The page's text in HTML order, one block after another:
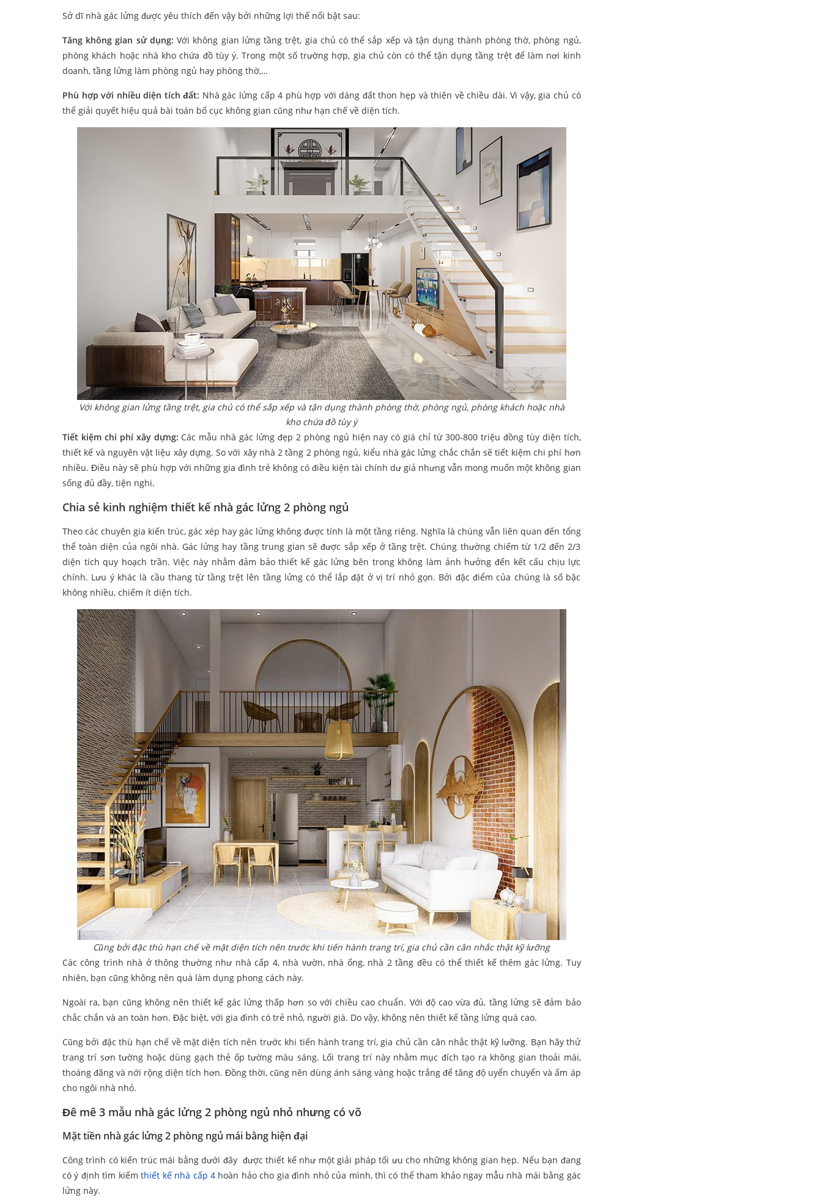
Sở dĩ nhà gác lửng được yêu thích đến vậy bởi những lợi thế nổi bật sau:
Tăng không gian sử dụng:Với không gian lửng tầng trệt, gia chủ có thể sắp xếp và tận dụng thành phòng thờ, phòng ngủ,
phòng khách hoặc nhà kho chứa đồ tùy ý. Trong một số trường hợp, gia chủ còn có thể tận dụng tầng trệt để làm nơi kinh
doanh, tầng lửng làm phòng ngủ hay phòng thờ,…
Phù hợp với nhiều diện tích đất: Nhà gác lửng cấp 4 phù hợp với dáng đất thon hẹp và thiên về chiều dài. Vì vậy, gia chủ có
thể giải quyết hiệu quả bài toán bố cục không gian cũng như hạn chế về diện tích.
Với không gian lửng tầng trệt, gia chủ có thể sắp xếp và tận dụng thành phòng thờ, phòng ngủ, phòng khách hoặc nhà
kho chứa đồ tùy ý
Tiết kiệm chi phí xây dựng: Các mẫu nhà gác lửng đẹp 2 phòng ngủ hiện nay có giá chỉ từ 300-800 triệu đồng tùy diện tích,
thiết kế và nguyên vật liệu xây dựng. So với xây nhà 2 tầng 2 phòng ngủ, kiểu nhà gác lửng chắc chắn sẽ tiết kiệm chi phí hơn
nhiều. Điều này sẽ phù hợp với những gia đình trẻ không có điều kiện tài chính dư giả nhưng vẫn mong muốn một không gian
sống đủ đầy, tiện nghi.
Chia sẻ kinh nghiệm thiết kế nhà gác lửng 2 phòng ngủ
Theo các chuyên gia kiến trúc, gác xép hay gác lửng không được tính là một tầng riêng. Nghĩa là chúng vẫn liên quan đến tổng
thể toàn diện của ngôi nhà. Gác lửng hay tầng trung gian sẽ được sắp xếp ở tầng trệt. Chúng thường chiếm từ 1/2 đến 2/3
diện tích quy hoạch trần. Việc này nhằm đảm bảo thiết kế gác lửng bên trong không làm ảnh hưởng đến kết cấu chịu lực
chính. Lưu ý khác là cầu thang từ tầng trệt lên tầng lửng có thể lắp đặt ở vị trí nhỏ gọn. Bởi đặc điểm của chúng là số bậc
không nhiều, chiếm ít diện tích.
Cũng bởi đặc thù hạn chế về mặt diện tích nên trước khi tiến hành trang trí, gia chủ cần cân nhắc thật kỹ lưỡng
Các công trình nhà ở thông thường như nhà cấp 4, nhà vườn, nhà ống, nhà 2 tầng đều có thể thiết kế thêm gác lửng. Tuy
nhiên, bạn cũng không nên quá làm dụng phong cách này.
Ngoài ra, bạn cũng không nên thiết kế gác lửng thấp hơn so với chiều cao chuẩn. Với độ cao vừa đủ, tầng lửng sẽ đảm bảo
chắc chắn và an toàn hơn. Đặc biệt, với gia đình có trẻ nhỏ, người già. Do vậy, không nên thiết kế tầng lửng quá cao.
Cũng bởi đặc thù hạn chế về mặt diện tích nên trước khi tiến hành trang trí, gia chủ cần cân nhắc thật kỹ lưỡng. Bạn hãy thử
trang trí sơn tường hoặc dùng gạch thẻ ốp tường màu sáng. Lối trang trí này nhằm mục đích tạo ra không gian thoải mái,
thoáng đãng và nới rộng diện tích hơn. Đồng thời, cũng nên dùng ánh sáng vàng hoặc trắng để tăng độ uyển chuyển và ấm áp
cho ngôi nhà nhỏ.
Đê mê 3 mẫu nhà gác lửng 2 phòng ngủ nhỏ nhưng có võ
Mặt tiền nhà gác lửng 2 phòng ngủ mái bằng hiện đại
Công trình có kiến trúc mái bằng dưới đây được thiết kế như một giải pháp tối ưu cho những không gian hẹp. Nếu bạn đang
có ý định tìm kiếmthiết kế nhà cấp 4 hoàn hảo cho gia đình nhỏ của mình, thì có thể tham khảo ngay mẫu nhà mái bằng gác
lửng này.